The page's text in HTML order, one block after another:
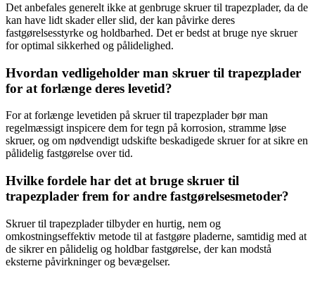
Det anbefales generelt ikke at genbruge skruer til trapezplader, da de
kan have lidt skader eller slid, der kan påvirke deres
fastgørelsesstyrke og holdbarhed. Det er bedst at bruge nye skruer
for optimal sikkerhed og pålidelighed.
Hvordan vedligeholder man skruer til trapezplader
for at forlænge deres levetid?
For at forlænge levetiden på skruer til trapezplader bør man
regelmæssigt inspicere dem for tegn på korrosion, stramme løse
skruer, og om nødvendigt udskifte beskadigede skruer for at sikre en
pålidelig fastgørelse over tid.
Hvilke fordele har det at bruge skruer til
trapezplader frem for andre fastgørelsesmetoder?
Skruer til trapezplader tilbyder en hurtig, nem og
omkostningseffektiv metode til at fastgøre pladerne, samtidig med at
de sikrer en pålidelig og holdbar fastgørelse, der kan modstå
eksterne påvirkninger og bevægelser.